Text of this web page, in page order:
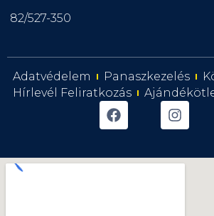
82/527-350
Adatvédelem Panaszkezelés
Hírlevél Feliratkozás